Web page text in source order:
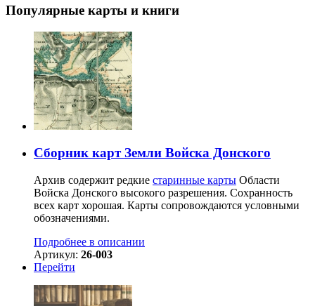
Популярные карты и книги
Сборник карт Земли Войска Донского
Архив содержит редкие старинные карты Области
Войска Донского высокого разрешения. Сохранность
всех карт хорошая. Карты сопровождаются условными
обозначениями.
Подробнее в описании
Артикул: 26-003
Перейти